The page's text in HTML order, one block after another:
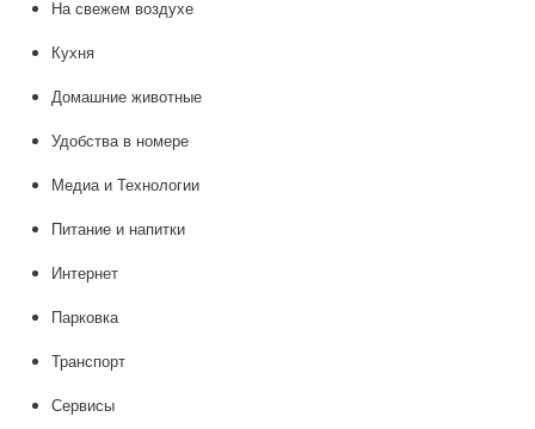
На свежем воздухе
Кухня
Домашние животные
Удобства в номере
Медиа и Технологии
Питание и напитки
Интернет
Парковка
Транспорт
Сервисы